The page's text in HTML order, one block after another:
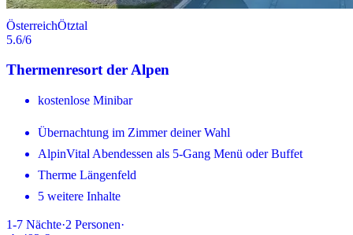
ÖsterreichÖtztal
5.6/6
Thermenresort der Alpen
kostenlose Minibar
Übernachtung im Zimmer deiner Wahl
AlpinVital Abendessen als 5-Gang Menü oder Buffet
Therme Längenfeld
5 weitere Inhalte
1-7 Nächte·2 Personen·